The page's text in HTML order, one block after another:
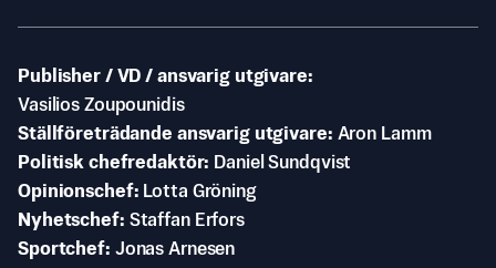
Publisher / VD / ansvarig utgivare
Vasilios Zoupounidis
Ställföreträdande ansvarig utgivare Aron Lamm
Politisk chefredaktör
Daniel Sundqvist
Opinionschef
Lotta Gröning
Nyhetschef Staffan Erfors
Sportchef Jonas Arnesen